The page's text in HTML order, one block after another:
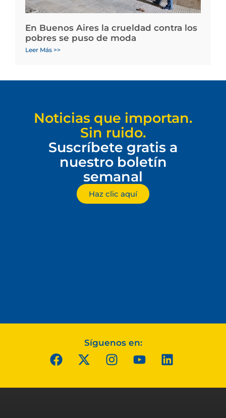
En Buenos Aires la crueldad contra los
pobres se puso de moda
Leer Más >>
Noticias que importan.
Sin ruido.
Suscríbete gratis a
nuestro boletín
semanal
Haz clic aquí
Síguenos en: